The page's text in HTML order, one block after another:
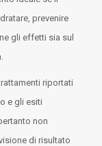
prevenire
gli effetti sia sul
riportati
e gli esiti
non
di risultato